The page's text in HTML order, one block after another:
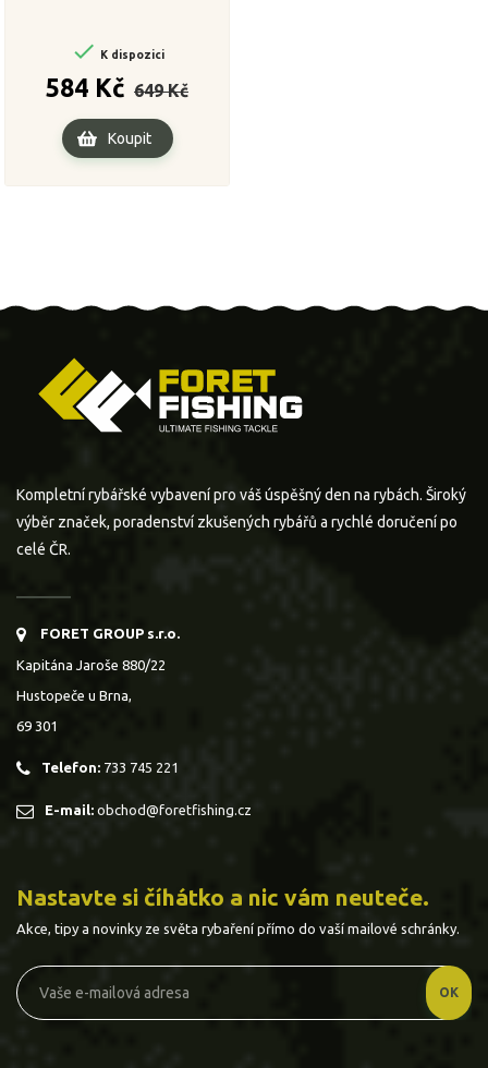
 K dispozici
584 Kč
cena
649 Kč
Koupit
Kompletní rybářské vybavení pro váš úspěšný den na rybách. Široký
výběr značek, poradenství zkušených rybářů a rychlé doručení po
celé ČR.
FORET GROUP s.r.o.
Kapitána Jaroše 880/22
Hustopeče u Brna,
69 301
Telefon: 733 745 221
E-mail: obchod@foretfishing.cz
Nastavte si číhátko a nic vám neuteče.
Akce, tipy a novinky ze světa rybaření přímo do vaší mailové schránky.